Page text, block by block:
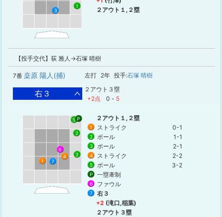
1
3
２アウト１,２塁
【投手交代】荻 雅人→石塚 晴樹
7番 桒原 陽人(捕) 左打 2年 投手:石塚 晴樹
右３
２アウト３塁
+2点
0 - 5
1
2
3
4
5 P
6
7
２アウト１,２塁
1 ストライク 0-1
2 ボール 1-1
3 ボール 2-1
4 ストライク 2-2
5 ボール 3-2
P 一塁牽制
6 ファウル
7
右３
+2 (滝口,稲葉)
２アウト３塁